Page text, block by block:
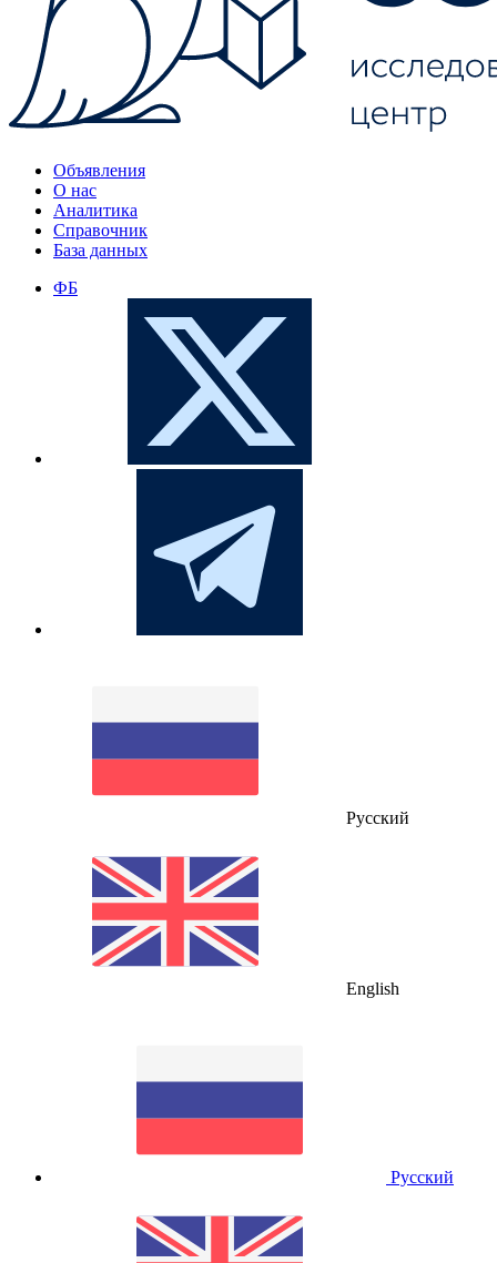
Объявления
О нас
Аналитика
Справочник
База данных
ФБ
Русский
English
Русский